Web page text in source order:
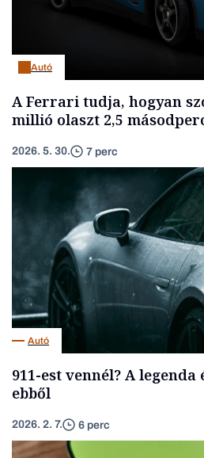
Autó
A Ferrari tudja, hogyan
millió olaszt 2,5
2026. 5. 30. 7 perc
Autó
911-est vennél? A
ebből
2026. 2. 7. 6 perc